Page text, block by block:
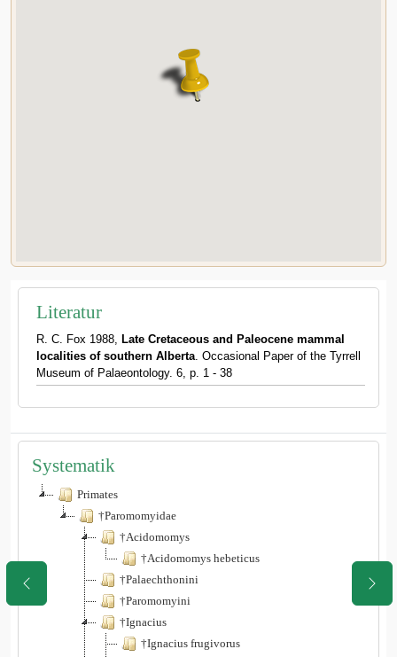
Literatur
R. C. Fox 1988, Late Cretaceous and Paleocene mammal
localities of southern Alberta. Occasional Paper of the Tyrrell
Museum of Palaeontology. 6, p. 1 - 38
Systematik
Primates
†Paromomyidae
†Acidomomys
†Acidomomys hebeticus
†Palaechthonini
†Paromomyini
†Ignacius
†Ignacius frugivorus